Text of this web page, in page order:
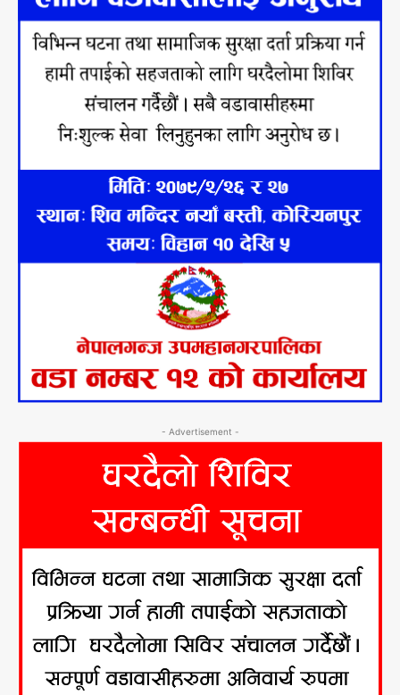
- Advertisement -